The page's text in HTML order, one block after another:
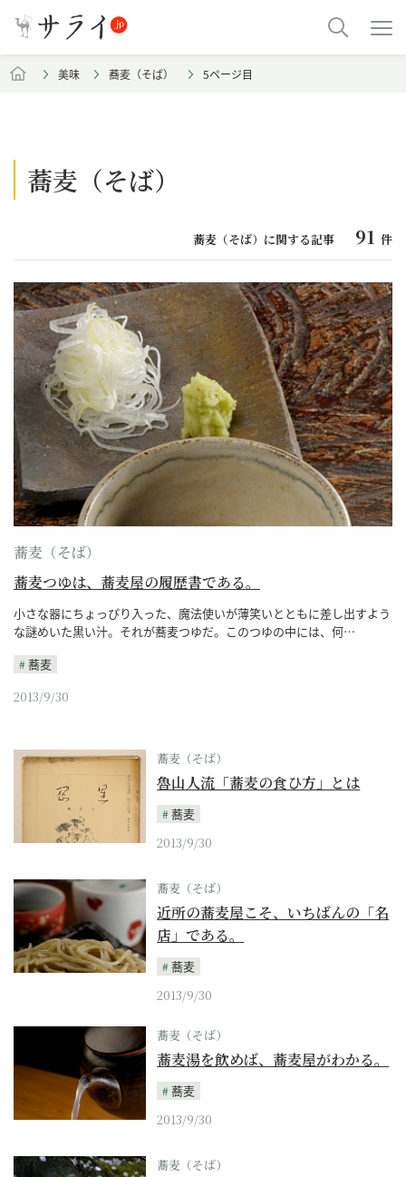
美味 蕎麦（そば） 5ページ目
蕎麦（そば）
蕎麦（そば）に関する記事 91 件
蕎麦（そば）
蕎麦つゆは、蕎麦屋の履歴書である。
小さな器にちょっぴり入った、魔法使いが薄笑いとともに差し出すよう
な謎めいた黒い汁。それが蕎麦つゆだ。このつゆの中には、何…
蕎麦
2013/9/30
蕎麦（そば）
魯山人流「蕎麦の食ひ方」とは
蕎麦
2013/9/30
蕎麦（そば）
近所の蕎麦屋こそ、いちばんの「名
店」である。
蕎麦
2013/9/30
蕎麦（そば）
蕎麦湯を飲めば、蕎麦屋がわかる。
蕎麦
2013/9/30
蕎麦（そば）